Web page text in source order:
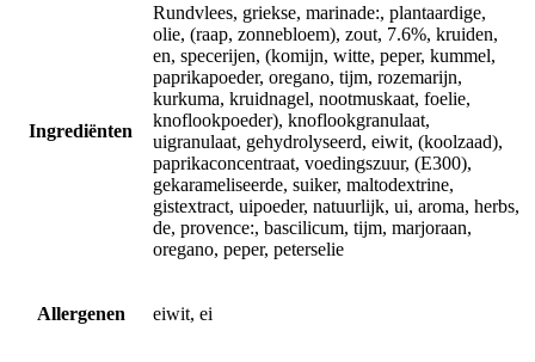
Ingrediënten
Rundvlees, griekse, marinade:, plantaardige,
olie, (raap, zonnebloem), zout, 7.6%, kruiden,
en, specerijen, (komijn, witte, peper, kummel,
paprikapoeder, oregano, tijm, rozemarijn,
kurkuma, kruidnagel, nootmuskaat, foelie,
knoflookpoeder), knoflookgranulaat,
uigranulaat, gehydrolyseerd, eiwit, (koolzaad),
paprikaconcentraat, voedingszuur, (E300),
gekarameliseerde, suiker, maltodextrine,
gistextract, uipoeder, natuurlijk, ui, aroma, herbs,
de, provence:, bascilicum, tijm, marjoraan,
oregano, peper, peterselie
Allergenen eiwit, ei